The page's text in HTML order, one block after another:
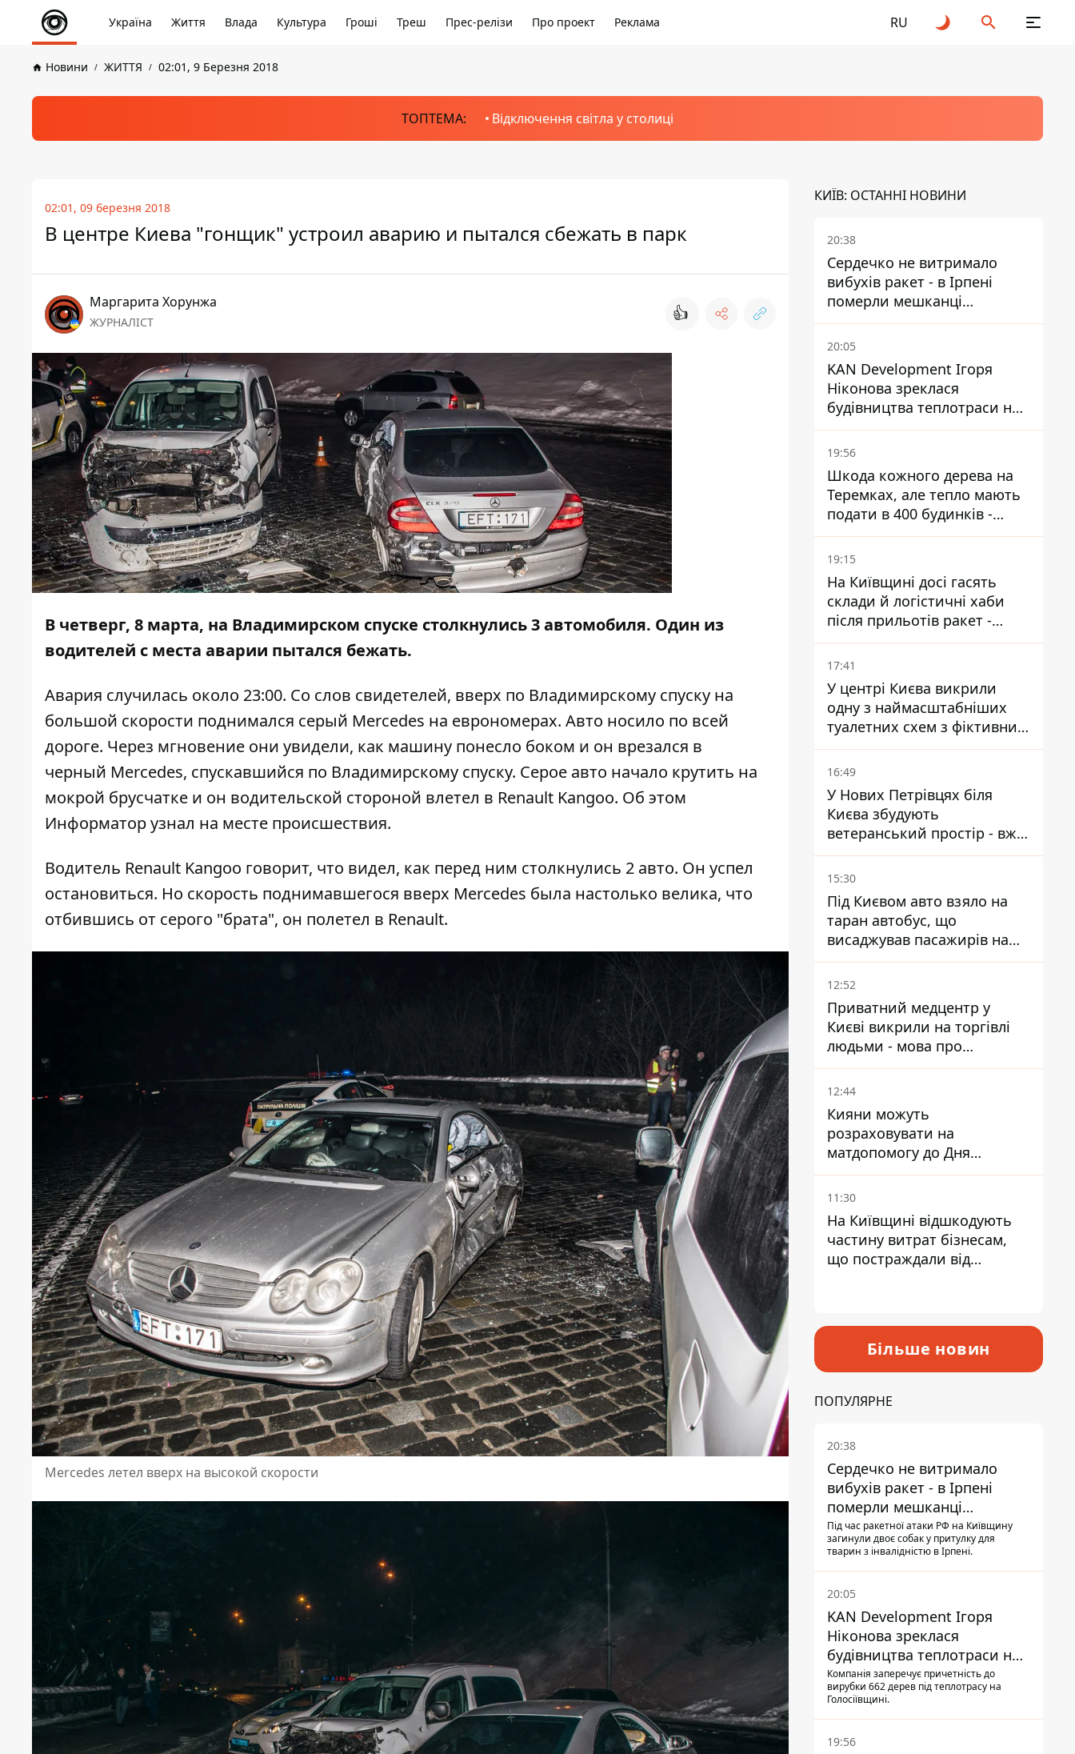
Україна Життя Влада Культура Гроші Треш Прес-релізи Про проект Реклама RU
Новини ЖИТТЯ 02:01, 9 Березня 2018
ТОПТЕМА: Відключення світла у столиці
02:01, 09 березня 2018
В центре Киева "гонщик" устроил аварию и пытался сбежать в парк
Маргарита Хорунжа
ЖУРНАЛІСТ 👍
В четверг, 8 марта, на Владимирском спуске столкнулись 3 автомобиля. Один из
водителей с места аварии пытался бежать.
Авария случилась около 23:00. Со слов свидетелей, вверх по Владимирскому спуску на
большой скорости поднимался серый Mercedes на еврономерах. Авто носило по всей
дороге. Через мгновение они увидели, как машину понесло боком и он врезался в
черный Mercedes, спускавшийся по Владимирскому спуску. Серое авто начало крутить на
мокрой брусчатке и он водительской стороной влетел в Renault Kangoo. Об этом
Информаторузнал на месте происшествия.
Водитель Renault Kangoo говорит, что видел, как перед ним столкнулись 2 авто. Он успел
остановиться. Но скорость поднимавшегося вверх Mercedes была настолько велика, что
отбившись от серого "брата", он полетел в Renault.
Mercedes летел вверх на высокой скорости
КИЇВ: ОСТАННІ НОВИНИ
20:38
Сердечко не витримало
вибухів ракет - в Ірпені
померли мешканці
притулку для собак з
інвалідністю
20:05
KAN Development Ігоря
Ніконова зреклася
будівництва теплотраси на
Теремках
19:56
Шкода кожного дерева на
Теремках, але тепло мають
подати в 400 будинків -
депутатка Київради
19:15
На Київщині досі гасять
склади й логістичні хаби
після прильотів ракет -
ДСНС
17:41
У центрі Києва викрили
одну з наймасштабніших
туалетних схем з фіктивним
будинком
16:49
У Нових Петрівцях біля
Києва збудують
ветеранський простір - вже
знайшли проєктанта
15:30
Під Києвом авто взяло на
таран автобус, що
висаджував пасажирів на
зупинці - пасажирка в
лікарні
12:52
Приватний медцентр у
Києві викрили на торгівлі
людьми - мова про
сурогатне материнство
12:44
Кияни можуть
розраховувати на
матдопомогу до Дня
незалежності - кому її
дадуть
11:30
На Київщині відшкодують
частину витрат бізнесам,
що постраждали від
Більше новин
ПОПУЛЯРНЕ
20:38
Сердечко не витримало
вибухів ракет - в Ірпені
померли мешканці
притулку для собак з
інвалідністю
Під час ракетної атаки РФ на Київщину
загинули двоє собак у притулку для
тварин з інвалідністю в Ірпені.
20:05
KAN Development Ігоря
Ніконова зреклася
будівництва теплотраси на
Теремках
Компанія заперечує причетність до
вирубки 662 дерев під теплотрасу на
Голосіївщині.
19:56